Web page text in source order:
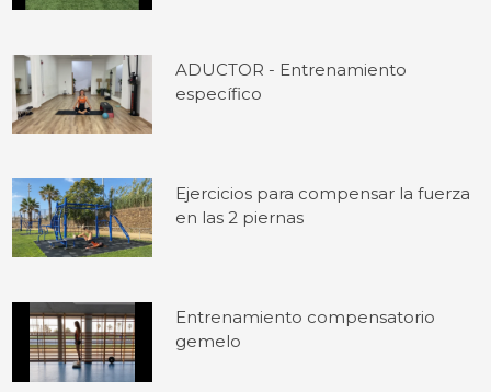
ADUCTOR - Entrenamiento
específico
Ejercicios para compensar la fuerza
en las 2 piernas
Entrenamiento compensatorio
gemelo